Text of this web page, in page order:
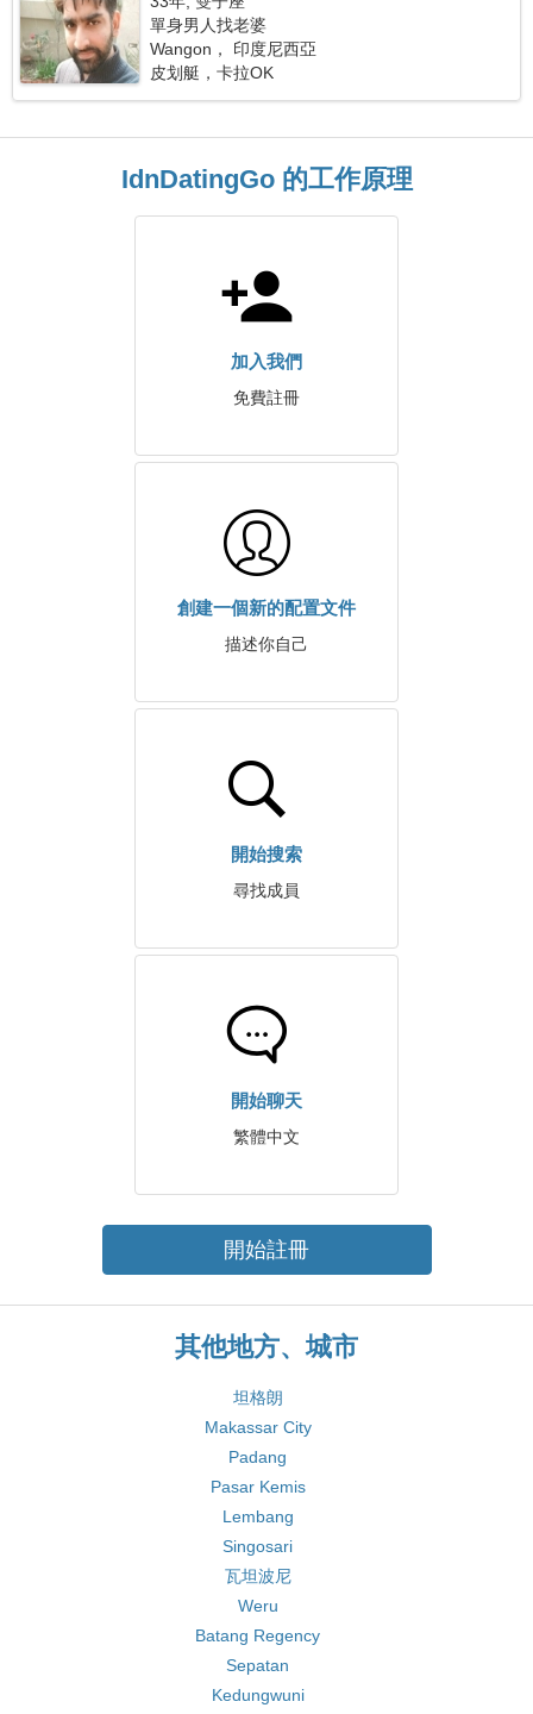
單身男人找老婆
Wangon， 印度尼西亞
皮划艇，卡拉OK
IdnDatingGo 的工作原理
加入我們
免費註冊
創建一個新的配置文件
描述你自己
開始搜索
尋找成員
開始聊天
繁體中文
開始註冊
其他地方、城市
坦格朗
Makassar City
Padang
Pasar Kemis
Lembang
Singosari
瓦坦波尼
Weru
Batang Regency
Sepatan
Kedungwuni